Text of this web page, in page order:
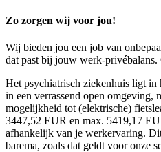
Zo zorgen wij voor jou!
Wij bieden jou een job van
dat past bij jouw werk-privébalans.
Het psychiatrisch ziekenhuis ligt in
in een verrassend open omgeving,
mogelijkheid tot (elektrische)
3447,52 EUR en max. 5419,17
afhankelijk van je werkervaring.
barema, zoals dat geldt voor onze